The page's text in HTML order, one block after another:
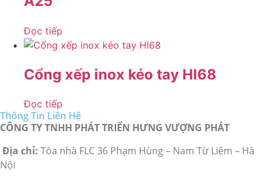
Đọc tiếp
Cổng xếp inox kéo tay HI68
Đọc tiếp
Thông Tin Liên Hệ
CÔNG TY TNHH PHÁT TRIỂN HƯNG VƯỢNG PHÁT
Địa chỉ: Tòa nhà FLC 36 Phạm Hùng – Nam Từ Liêm – Hà
Nội